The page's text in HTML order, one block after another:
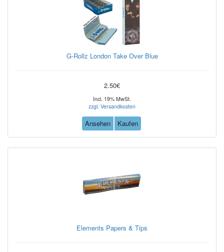
G-Rollz London Take Over Blue
2.50€
Incl. 19% MwSt.
zzgl. Versandkosten
Ansehen Kaufen
Elements Papers & Tips